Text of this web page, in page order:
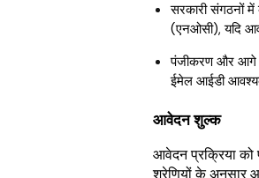
सरकारी संगठनों में
(एनओसी), यदि
पंजीकरण और आगे
ईमेल आईडी
आवेदन शुल्क
आवेदन प्रक्रिया को
श्रेणियों के अनुसार